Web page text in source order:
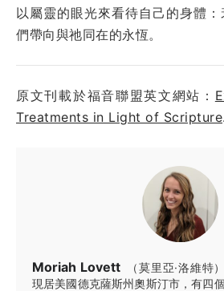
以屬靈的眼光來看待自己的身體
們帶向與祂同在的永恆。
原文刊載於福音聯盟英文網站：
Treatments in Light of Scripture.
Moriah Lovett
（莫里亞·洛維特
現居美國德克薩斯州奧斯汀市，有四